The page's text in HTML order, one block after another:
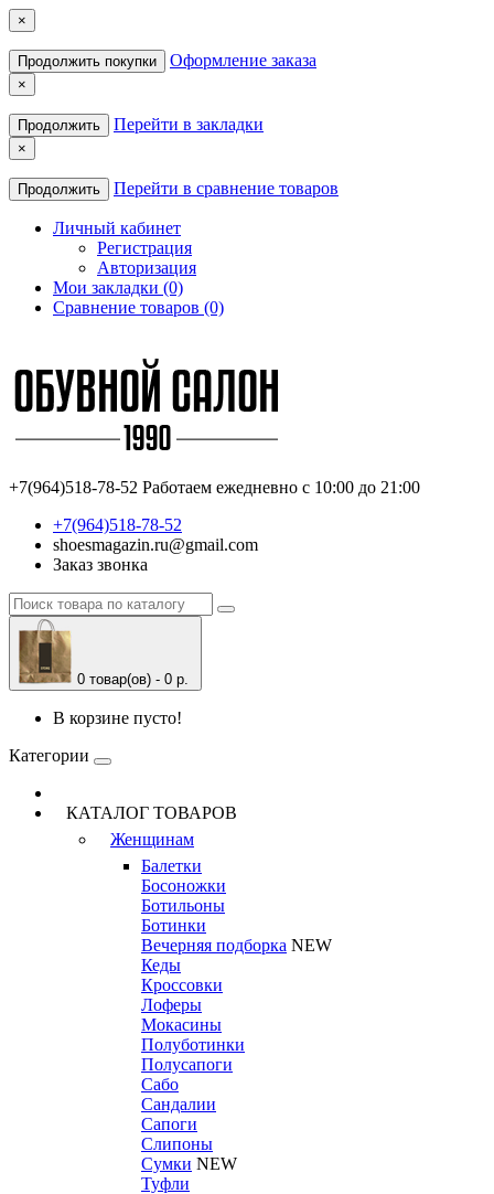
×
Продолжить покупки Оформление заказа
×
Продолжить Перейти в закладки
×
Продолжить Перейти в сравнение товаров
Личный кабинет
Регистрация
Авторизация
Мои закладки (0)
Сравнение товаров (0)
+7(964)518-78-52 Работаем ежедневно с 10:00 до 21:00
+7(964)518-78-52
shoesmagazin.ru@gmail.com
Заказ звонка
0 товар(ов) - 0 р.
В корзине пусто!
Категории
КАТАЛОГ ТОВАРОВ
Женщинам
Балетки
Босоножки
Ботильоны
Ботинки
Вечерняя подборка NEW
Кеды
Кроссовки
Лоферы
Мокасины
Полуботинки
Полусапоги
Сабо
Сандалии
Сапоги
Слипоны
Сумки NEW
Туфли